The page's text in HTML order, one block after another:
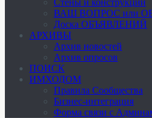
ВАШ ВОПРОС или
Доска ОБЪЯВЛЕНИЙ
АРХИВЫ
Архив новостей
Архив опросов
ПОИСК
ИМХОДОМ
Правила Сообщества
Бизнес-интеграция
Форма связи с